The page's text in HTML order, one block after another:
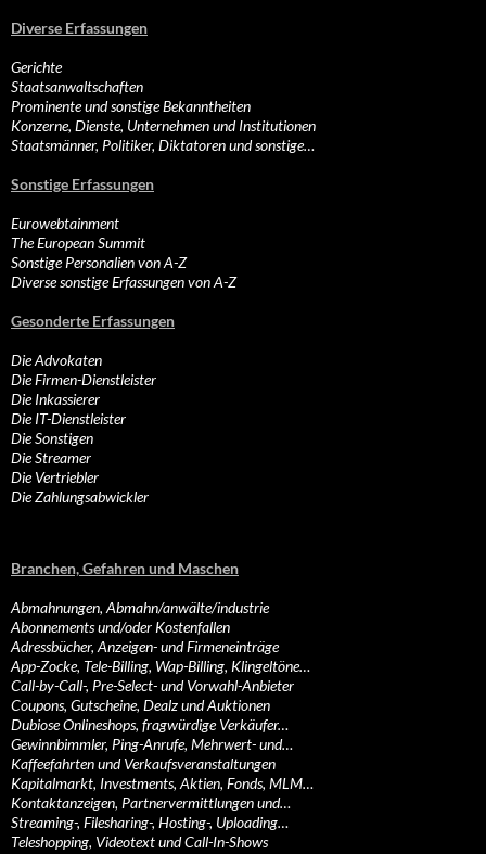
Diverse Erfassungen
Gerichte
Staatsanwaltschaften
Prominente und sonstige Bekanntheiten
Konzerne, Dienste, Unternehmen und Institutionen
Staatsmänner, Politiker, Diktatoren und sonstige…
Sonstige Erfassungen
Eurowebtainment
The European Summit
Sonstige Personalien von A-Z
Diverse sonstige Erfassungen von A-Z
Gesonderte Erfassungen
Die Advokaten
Die Firmen-Dienstleister
Die Inkassierer
Die IT-Dienstleister
Die Sonstigen
Die Streamer
Die Vertriebler
Die Zahlungsabwickler
Branchen, Gefahren und Maschen
Abmahnungen, Abmahn/anwälte/industrie
Abonnements und/oder Kostenfallen
Adressbücher, Anzeigen- und Firmeneinträge
App-Zocke, Tele-Billing, Wap-Billing, Klingeltöne…
Call-by-Call-, Pre-Select- und Vorwahl-Anbieter
Coupons, Gutscheine, Dealz und Auktionen
Dubiose Onlineshops, fragwürdige Verkäufer…
Gewinnbimmler, Ping-Anrufe, Mehrwert- und…
Kaffeefahrten und Verkaufsveranstaltungen
Kapitalmarkt, Investments, Aktien, Fonds, MLM…
Kontaktanzeigen, Partnervermittlungen und…
Streaming-, Filesharing-, Hosting-, Uploading…
Teleshopping, Videotext und Call-In-Shows